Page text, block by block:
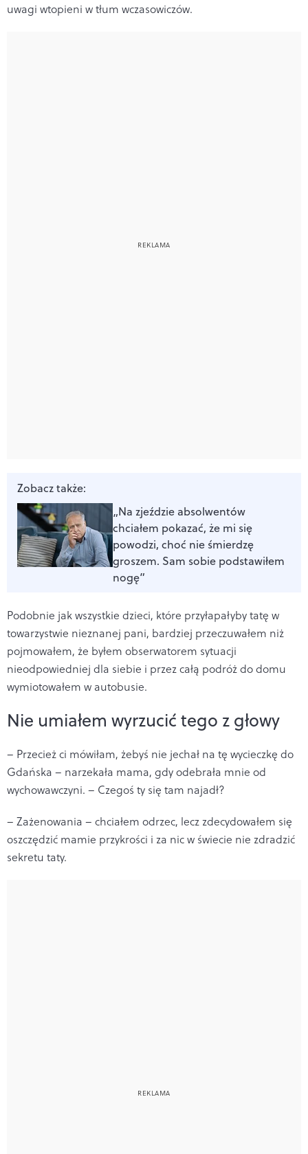
uwagi wtopieni w tłum wczasowiczów.
Zobacz także:
„Na zjeździe absolwentów
chciałem pokazać, że mi się
powodzi, choć nie śmierdzę
groszem. Sam sobie podstawiłem
nogę”
Podobnie jak wszystkie dzieci, które przyłapałyby tatę w
towarzystwie nieznanej pani, bardziej przeczuwałem niż
pojmowałem, że byłem obserwatorem sytuacji
nieodpowiedniej dla siebie i przez całą podróż do domu
wymiotowałem w autobusie.
Nie umiałem wyrzucić tego z głowy
– Przecież ci mówiłam, żebyś nie jechał na tę wycieczkę do
Gdańska – narzekała mama, gdy odebrała mnie od
wychowawczyni. – Czegoś ty się tam najadł?
– Zażenowania – chciałem odrzec, lecz zdecydowałem się
oszczędzić mamie przykrości i za nic w świecie nie zdradzić
sekretu taty.